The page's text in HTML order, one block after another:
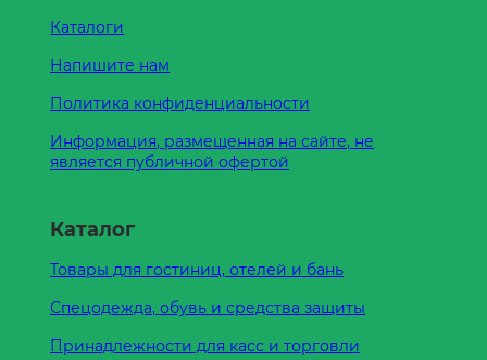
Каталоги
Напишите нам
Политика конфиденциальности
Информация, размещенная на сайте, не
является публичной офертой
Каталог
Товары для гостиниц, отелей и бань
Спецодежда, обувь и средства защиты
Принадлежности для касс и торговли